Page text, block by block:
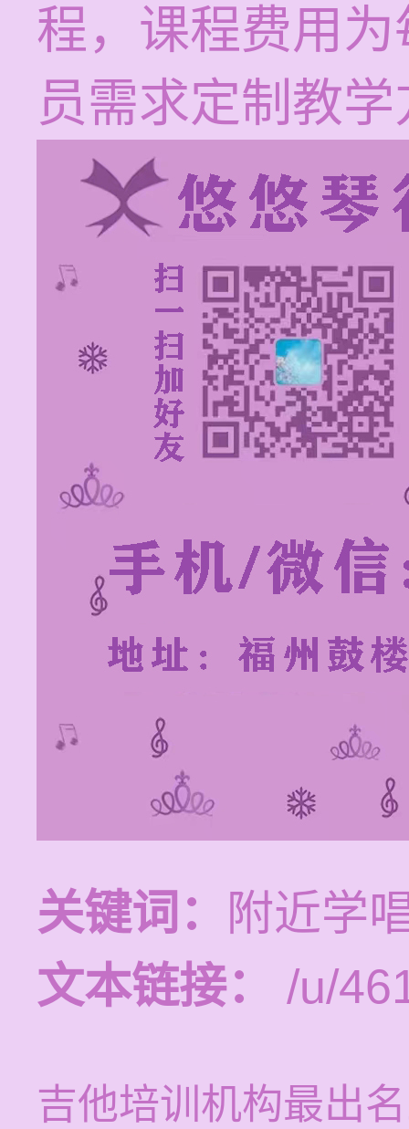
程，课程费用
员需求定制教
关键词：
附近学
文本链接：
/u/
吉他培训机构最出